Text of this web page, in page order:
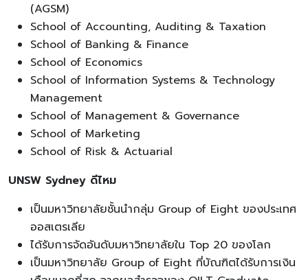
(AGSM)
School of Accounting, Auditing & Taxation
School of Banking & Finance
School of Economics
School of Information Systems & Technology
Management
School of Management & Governance
School of Marketing
School of Risk & Actuarial
UNSW Sydney ดีไหม
เป็นมหาวิทยาลัยชั้นนำกลุ่ม Group of Eight ของประเทศ
ออสเตรเลีย
ได้รับการจัดอันดับมหาวิทยาลัยใน Top 20 ของโลก
เป็นมหาวิทยาลัย Group of Eight ที่บัณฑิตได้รับการเงิน